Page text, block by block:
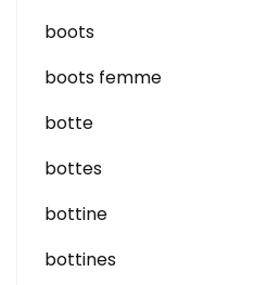
boots
boots femme
botte
bottes
bottine
bottines